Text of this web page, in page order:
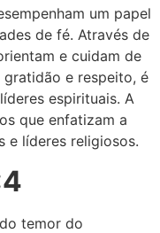
um papel
de fé. Através de
e cuidam de
gratidão e respeito, é
espirituais. A
que enfatizam a
e líderes religiosos.
temor do